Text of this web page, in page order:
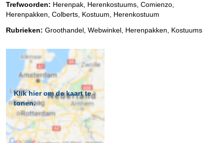
Trefwoorden: Herenpak, Herenkostuums, Comienzo,
Herenpakken, Colberts, Kostuum, Herenkostuum
Rubrieken: Groothandel Webwinkel Herenpakken Kostuums
Klik hier om de kaart te
tonen.